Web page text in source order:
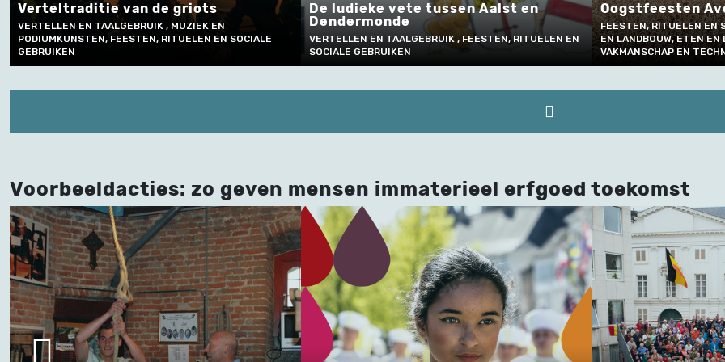
EN
EN SOCIALE
De ludieke vete tussen Aalst en
Dendermonde
VERTELLEN EN TAALGEBRUIK , FEESTEN, RITUELEN EN
Oogstfeesten Avelgem
FEESTEN, RITUELEN EN SOCIALE GEBRUIKEN, NATUUR
EN LANDBOUW, ETEN EN DRINKEN, AMBACHT,
Voorbeeldacties: zo geven mensen immaterieel erfgoed toekomst